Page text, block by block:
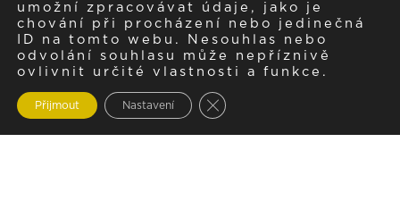
umožní zpracovávat údaje, jako je
chování při procházení nebo jedinečná
ID na tomto webu. Nesouhlas nebo
odvolání souhlasu může nepříznivě
ovlivnit určité vlastnosti a funkce.
Přijmout Nastavení Zavřít cookie lištu GDPR